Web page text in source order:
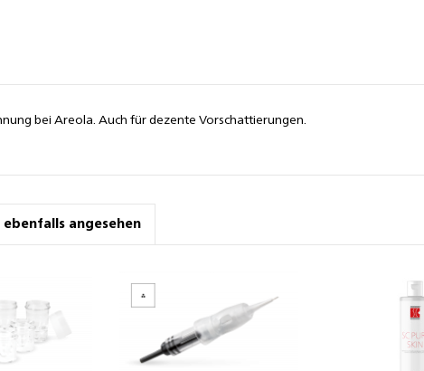
bei Areola. Auch für dezente Vorschattierungen.
ebenfalls angesehen